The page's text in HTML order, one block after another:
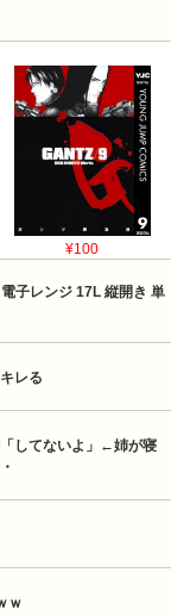
¥100
子レンジ 17L 縦開き 単
レる
してないよ」←姉が寝
ｗ